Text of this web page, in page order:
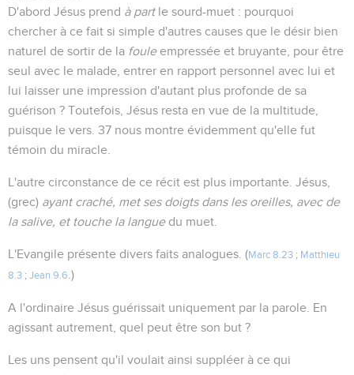
D'abord Jésus prend à partle sourd-muet : pourquoi
chercher à ce fait si simple d'autres causes que le désir bien
naturel de sortir de la fouleempressée et bruyante, pour être
seul avec le malade, entrer en rapport personnel avec lui et
lui laisser une impression d'autant plus profonde de sa
guérison ? Toutefois, Jésus resta en vue de la multitude,
puisque le vers. 37 nous montre évidemment qu'elle fut
témoin du miracle.
L'autre circonstance de ce récit est plus importante. Jésus,
(grec) ayant craché, met ses doigts dans les oreilles, avec de
la salive, et touche la languedu muet.
L'Evangile présente divers faits analogues. (Marc 8.23 ; Matthieu
8.3 ; Jean 9.6 .)
A l'ordinaire Jésus guérissait uniquement par la parole. En
agissant autrement, quel peut être son but ?
Les uns pensent qu'il voulait ainsi suppléer à ce qui